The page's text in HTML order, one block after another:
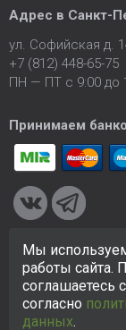
Адрес в Санкт-
ул. Софийская д.
+7 (812) 448-65-75
ПН — ПТ с 9:00 до
Принимаем
© 2005-2026 ООО
исключительно в
на сайте не
отношении
Мы
работы сайта.
соглашаетесь
согласно
данных.